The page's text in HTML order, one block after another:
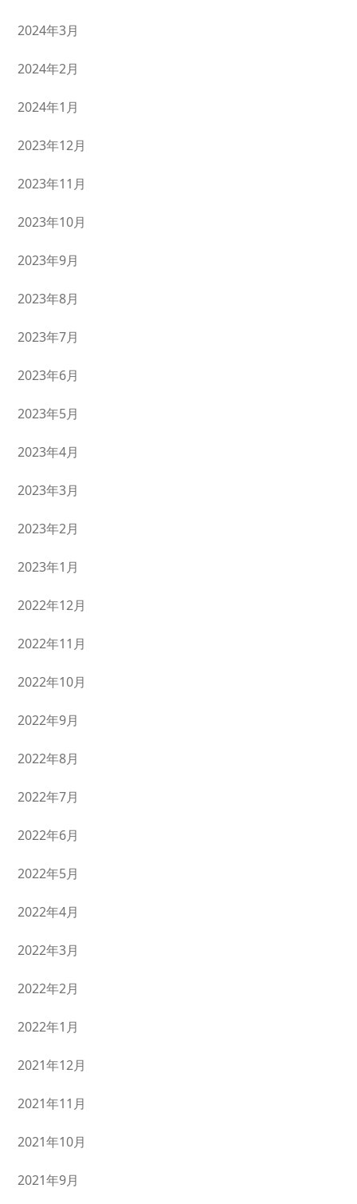
2024年3月
2024年2月
2024年1月
2023年12月
2023年11月
2023年10月
2023年9月
2023年8月
2023年7月
2023年6月
2023年5月
2023年4月
2023年3月
2023年2月
2023年1月
2022年12月
2022年11月
2022年10月
2022年9月
2022年8月
2022年7月
2022年6月
2022年5月
2022年4月
2022年3月
2022年2月
2022年1月
2021年12月
2021年11月
2021年10月
2021年9月